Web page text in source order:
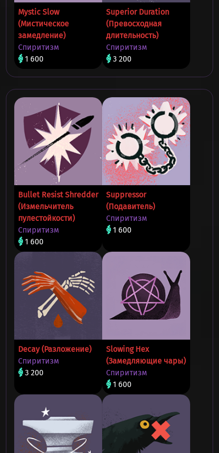
Mystic Slow
(Мистическое
замедление)
Спиритизм
1 600
Superior Duration
(Превосходная
длительность)
Спиритизм
3 200
Bullet Resist Shredder
(Измельчитель
пулестойкости)
Спиритизм
1 600
Suppressor
(Подавитель)
Спиритизм
1 600
Decay (Разложение)
Спиритизм
3 200
Slowing Hex
(Замедляющие чары)
Спиритизм
1 600